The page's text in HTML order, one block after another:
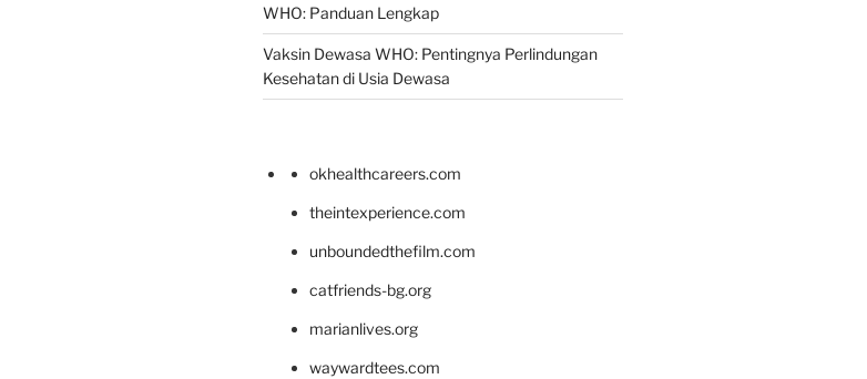
WHO: Panduan Lengkap
Vaksin Dewasa WHO: Pentingnya Perlindungan
Kesehatan di Usia Dewasa
okhealthcareers.com
theintexperience.com
unboundedthefilm.com
catfriends-bg.org
marianlives.org
waywardtees.com